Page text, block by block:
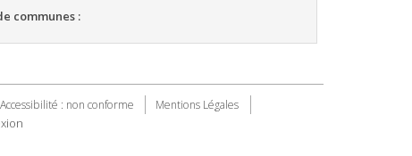
communes :
Accessibilité : non conforme
Mentions Légales